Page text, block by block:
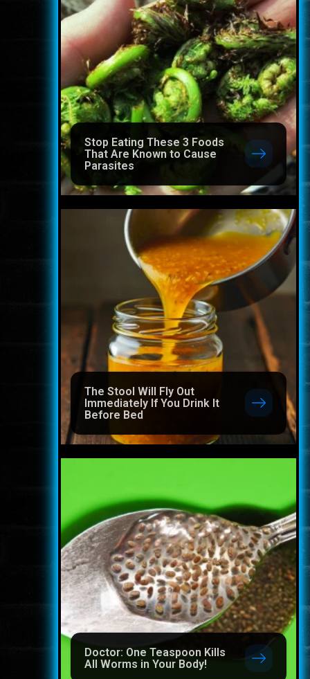
Stop Eating These 3 Foods
That Are Known to Cause
Parasites
The Stool Will Fly Out
Immediately If You Drink It
Before Bed
Doctor: One Teaspoon Kills
All Worms in Your Body!